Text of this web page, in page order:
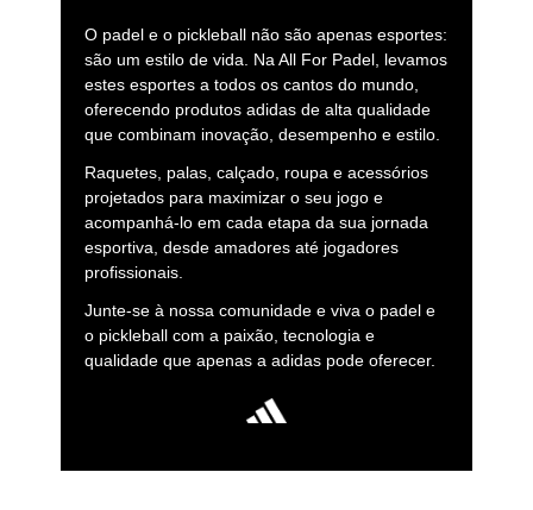
O padel e o pickleball não são apenas esportes:
são um estilo de vida. Na All For Padel, levamos
estes esportes a todos os cantos do mundo,
oferecendo produtos adidas de alta qualidade
que combinam inovação, desempenho e estilo.
Raquetes, palas, calçado, roupa e acessórios
projetados para maximizar o seu jogo e
acompanhá-lo em cada etapa da sua jornada
esportiva, desde amadores até jogadores
profissionais.
Junte-se à nossa comunidade e viva o padel e
o pickleball com a paixão, tecnologia e
qualidade que apenas a adidas pode oferecer.